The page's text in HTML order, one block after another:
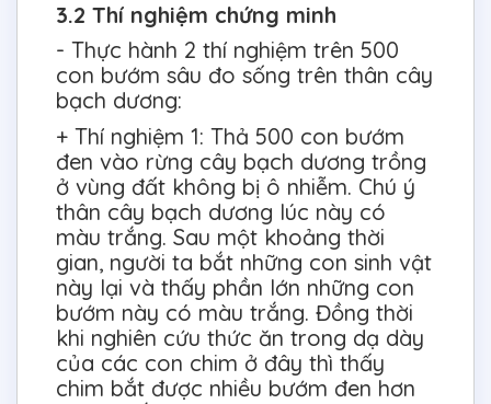
3.2 Thí nghiệm chứng minh
- Thực hành 2 thí nghiệm trên 500
con bướm sâu đo sống trên thân cây
bạch dương:
+ Thí nghiệm 1: Thả 500 con bướm
đen vào rừng cây bạch dương trồng
ở vùng đất không bị ô nhiễm. Chú ý
thân cây bạch dương lúc này có
màu trắng. Sau một khoảng thời
gian, người ta bắt những con sinh vật
này lại và thấy phần lớn những con
bướm này có màu trắng. Đồng thời
khi nghiên cứu thức ăn trong dạ dày
của các con chim ở đây thì thấy
chim bắt được nhiều bướm đen hơn